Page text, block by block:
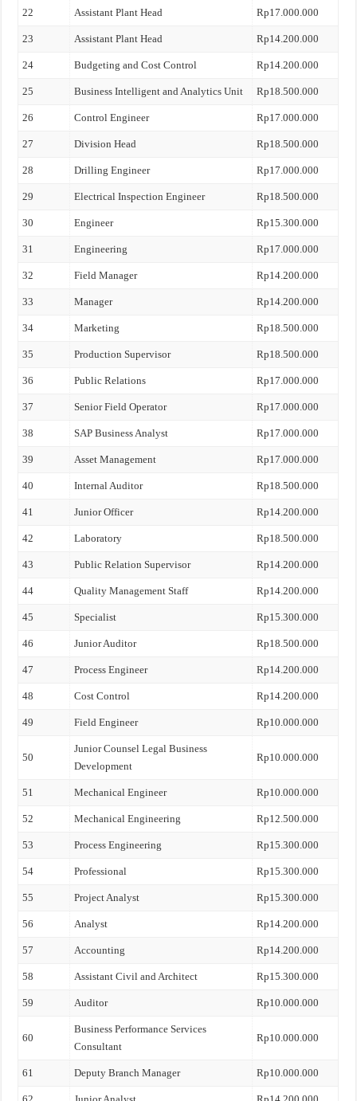
22 Assistant Plant Head Rp17.000.000
23 Assistant Plant Head Rp14.200.000
24 Budgeting and Cost Control Rp14.200.000
25 Business Intelligent and Analytics Unit Rp18.500.000
26 Control Engineer Rp17.000.000
27 Division Head Rp18.500.000
28 Drilling Engineer Rp17.000.000
29 Electrical Inspection Engineer Rp18.500.000
30 Engineer Rp15.300.000
31 Engineering Rp17.000.000
32 Field Manager Rp14.200.000
33 Manager Rp14.200.000
34 Marketing Rp18.500.000
35 Production Supervisor Rp18.500.000
36 Public Relations Rp17.000.000
37 Senior Field Operator Rp17.000.000
38 SAP Business Analyst Rp17.000.000
39 Asset Management Rp17.000.000
40 Internal Auditor Rp18.500.000
41 Junior Officer Rp14.200.000
42 Laboratory Rp18.500.000
43 Public Relation Supervisor Rp14.200.000
44 Quality Management Staff Rp14.200.000
45 Specialist Rp15.300.000
46 Junior Auditor Rp18.500.000
47 Process Engineer Rp14.200.000
48 Cost Control Rp14.200.000
49 Field Engineer Rp10.000.000
50
Junior Counsel Legal Business
Development
Rp10.000.000
51 Mechanical Engineer Rp10.000.000
52 Mechanical Engineering Rp12.500.000
53 Process Engineering Rp15.300.000
54 Professional Rp15.300.000
55 Project Analyst Rp15.300.000
56 Analyst Rp14.200.000
57 Accounting Rp14.200.000
58 Assistant Civil and Architect Rp15.300.000
59 Auditor Rp10.000.000
60
Business Performance Services
Consultant
Rp10.000.000
61 Deputy Branch Manager Rp10.000.000